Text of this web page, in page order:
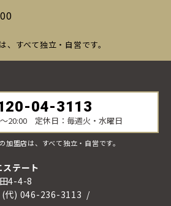
すべて独立・自営です。
04-3113
20:00 定休日：毎週火・水曜日
加盟店は、すべて独立・自営です。
テート
4-4-8
(代) 046-236-3113